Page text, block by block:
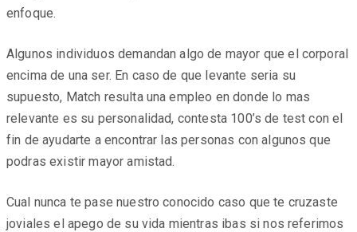
enfoque.
Algunos individuos demandan algo de mayor que el corporal
encima de una ser. En caso de que levante seri­a su
supuesto, Match resulta una empleo en donde lo mas
relevante es su personalidad, contesta 100’s de test con el
fin de ayudarte a encontrar las personas con algunos que
podras existir mayor amistad.
Cual nunca te pase nuestro conocido caso que te cruzaste
joviales el apego de su vida mientras ibas si nos referimos